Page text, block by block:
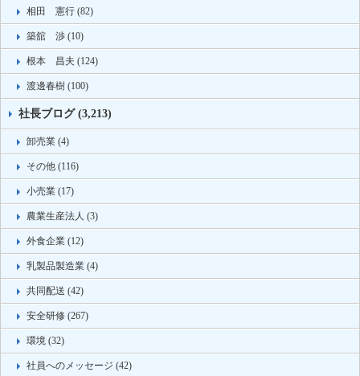
相田 憲行 (82)
築舘 渉 (10)
根本 昌夫 (124)
渡邊春樹 (100)
社長ブログ (3,213)
卸売業 (4)
その他 (116)
小売業 (17)
農業生産法人 (3)
外食企業 (12)
乳製品製造業 (4)
共同配送 (42)
安全研修 (267)
環境 (32)
社員へのメッセージ (42)